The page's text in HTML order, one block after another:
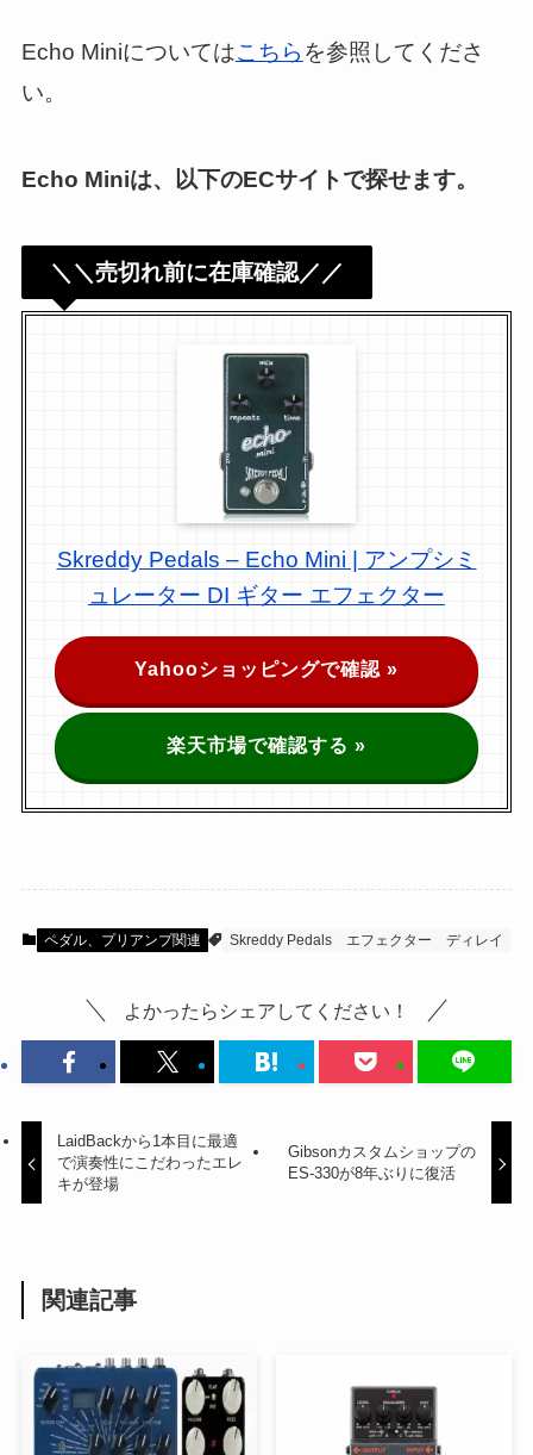
Echo Miniについてはこちら を参照してくださ
い。
Echo Miniは、以下のECサイトで探せます。
＼＼売切れ前に在庫確認／／
Skreddy Pedals – Echo Mini | アンプシミ
ュレーター DI ギター エフェクター
Yahooショッピングで確認 »
楽天市場で確認する »
ペダル、プリアンプ関連 Skreddy Pedals エフェクター ディレイ
よかったらシェアしてください！
LaidBackから1本目に最適
で演奏性にこだわったエレ
キが登場
Gibsonカスタムショップの
ES-330が8年ぶりに復活
関連記事